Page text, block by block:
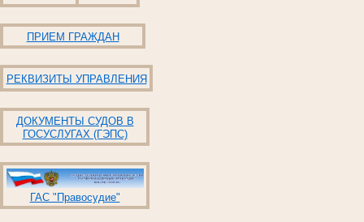
ПРИЕМ ГРАЖДАН
РЕКВИЗИТЫ УПРАВЛЕНИЯ
ДОКУМЕНТЫ СУДОВ В
ГОСУСЛУГАХ (ГЭПС)
ГАС "Правосудие"